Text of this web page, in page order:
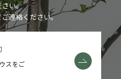
さい。
連絡ください。
スをご